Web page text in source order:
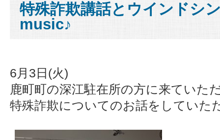
特殊詐欺講話とウインドシ
music♪
6月3日(火)
鹿町町の深江駐在所の方に来ていた
特殊詐欺についてのお話をしていた